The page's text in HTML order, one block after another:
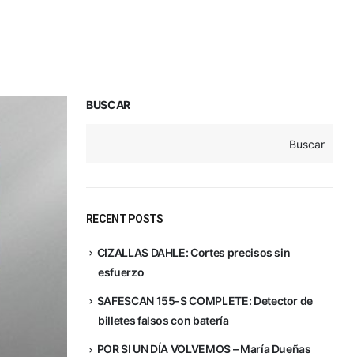
BUSCAR
Buscar
RECENT POSTS
CIZALLAS DAHLE: Cortes precisos sin
esfuerzo
SAFESCAN 155-S COMPLETE: Detector de
billetes falsos con batería
POR SI UN DÍA VOLVEMOS – María Dueñas